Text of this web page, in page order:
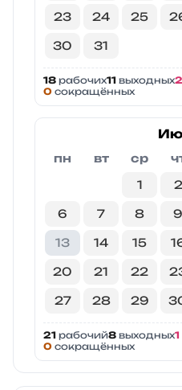
23 24 25
30 31
18 рабочих11 выходных2
0 сокращённых
пн вт ср
1
2
6 7 8 9
13 14 15
20 21 22
27 28 29
21 рабочий8 выходных1
0 сокращённых